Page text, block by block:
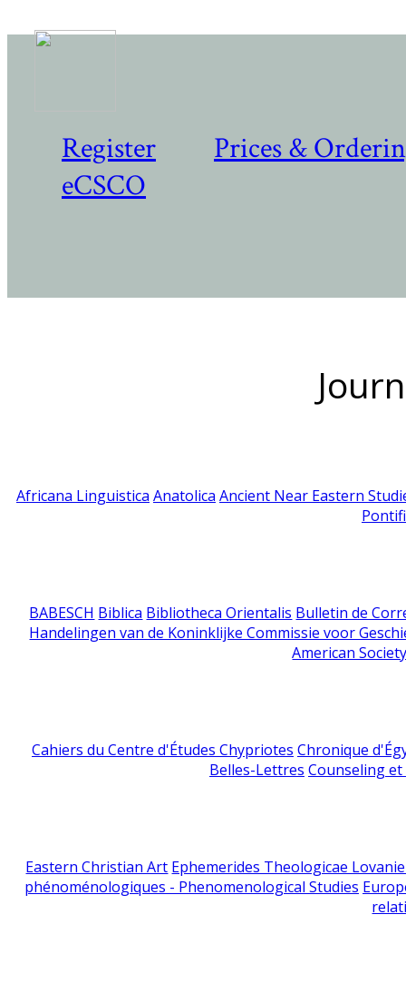
Register
Prices &
eCSCO
Africana Linguistica Anatolica Ancient Near Eastern
BABESCH Biblica Bibliotheca Orientalis Bulletin de
Handelingen van de Koninklijke Commissie voor
American
Cahiers du Centre d'Études Chypriotes Chronique
Belles-Lettres Counseling
Eastern Christian Art Ephemerides Theologicae
phénoménologiques - Phenomenological Studies